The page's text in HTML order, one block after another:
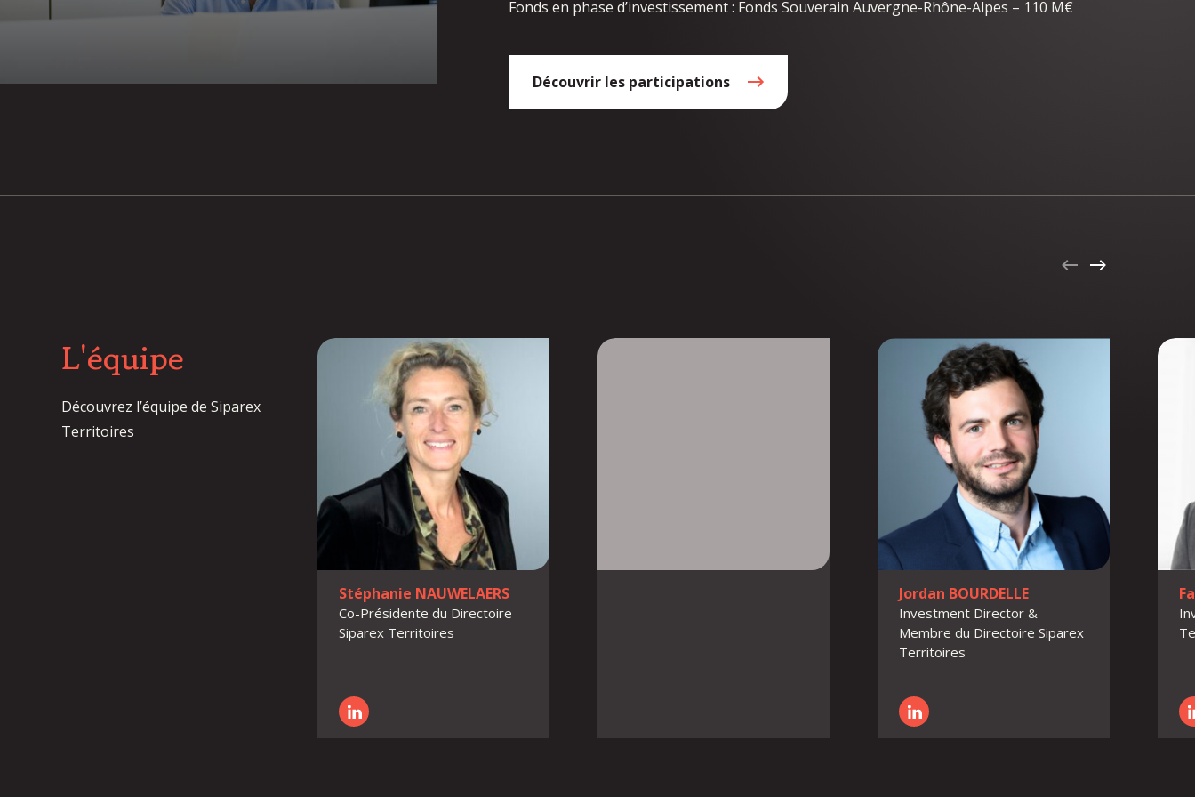
Fonds en phase d’investissement : Fonds Souverain Auvergne-Rhône-Alpes – 110 M€
Découvrir les participations
L'équipe
Découvrez l’équipe de Siparex
Territoires
Stéphanie NAUWELAERS
Co-Présidente du Directoire
Siparex Territoires
Jordan BOURDELLE
Investment Director &
Membre du Directoire Siparex
Territoires